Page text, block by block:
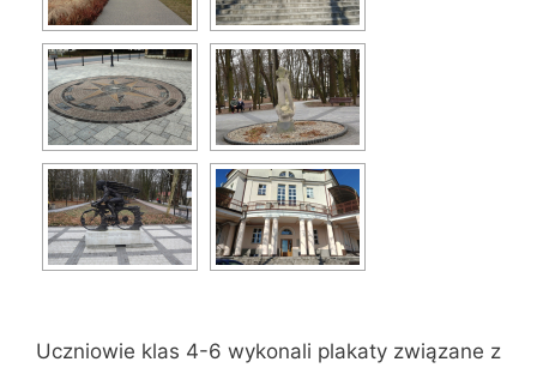
Uczniowie klas 4-6 wykonali plakaty związane z